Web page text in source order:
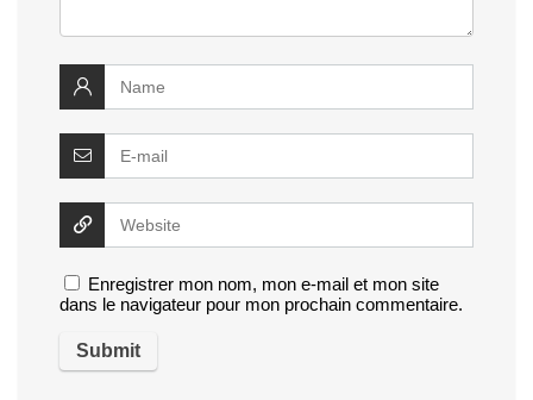
Enregistrer mon nom, mon e-mail et mon site
dans le navigateur pour mon prochain commentaire.